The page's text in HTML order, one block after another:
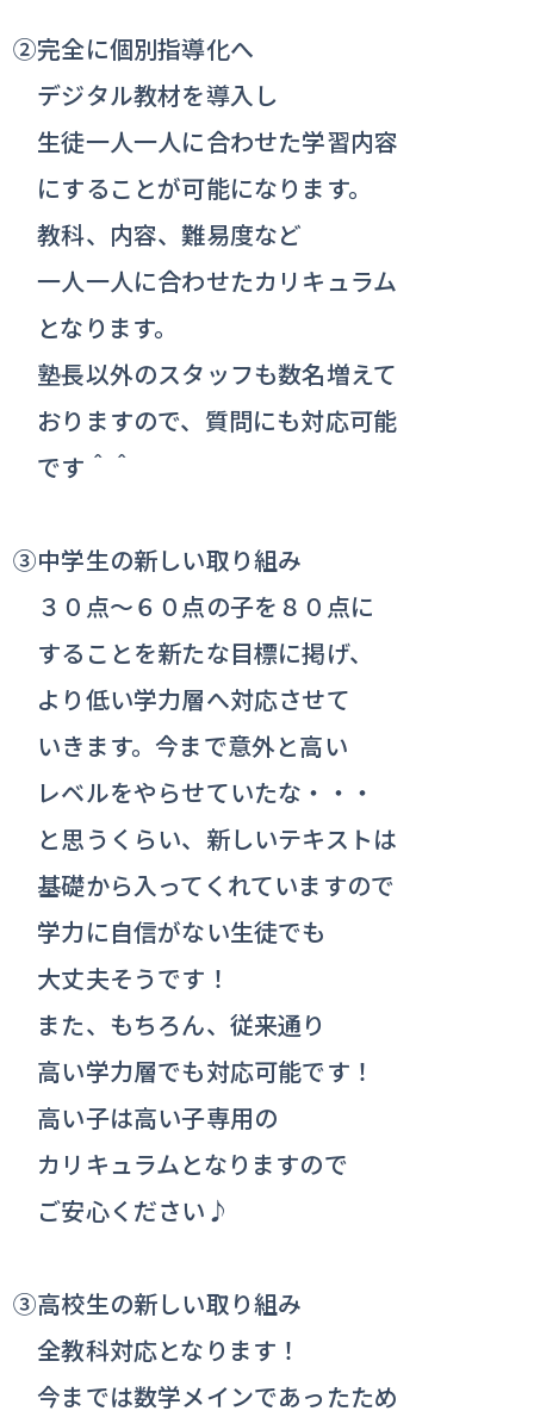
②完全に個別指導化へ
デジタル教材を導入し
生徒一人一人に合わせた学習内容
にすることが可能になります。
教科、内容、難易度など
一人一人に合わせたカリキュラム
となります。
塾長以外のスタッフも数名増えて
おりますので、質問にも対応可能
です＾＾
③中学生の新しい取り組み
３０点～６０点の子を８０点に
することを新たな目標に掲げ、
より低い学力層へ対応させて
いきます。今まで意外と高い
レベルをやらせていたな・・・
と思うくらい、新しいテキストは
基礎から入ってくれていますので
学力に自信がない生徒でも
大丈夫そうです！
また、もちろん、従来通り
高い学力層でも対応可能です！
高い子は高い子専用の
カリキュラムとなりますので
ご安心ください♪
③高校生の新しい取り組み
全教科対応となります！
今までは数学メインであったため